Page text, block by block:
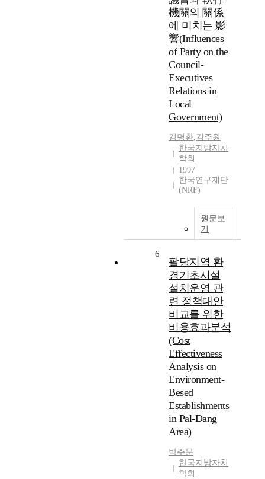
機關의 關係
에 미치는 影
響(Influences
of Party on the
Council-
Executives
Relations in
Local
Government)
김명환,김주원
한국지방자치
학회
1997
한국연구재단
(NRF)
원문보
기
6
팔당지역 환
경기초시설
설치운영 관
련 정책대안
비교를 위한
비용효과분석
(Cost
Effectiveness
Analysis on
Environment-
Besed
Establishments
in Pal-Dang
Area)
박주문
한국지방자치
학회